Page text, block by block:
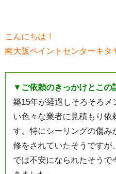
こんにちは！
南大阪ペイントセンターキタ
▼ご依頼のきっかけとこの
築15年が経過しそろそろ
い色々な業者に見積もり依
す。特にシーリングの傷み
修をされていたそうですが
では不安になられたそうで